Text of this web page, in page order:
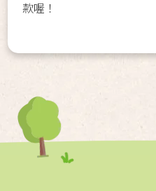
款喔！